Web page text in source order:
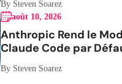
By Steven Soarez
août 10, 2026
Anthropic Rend le
Claude Code par
By Steven Soarez